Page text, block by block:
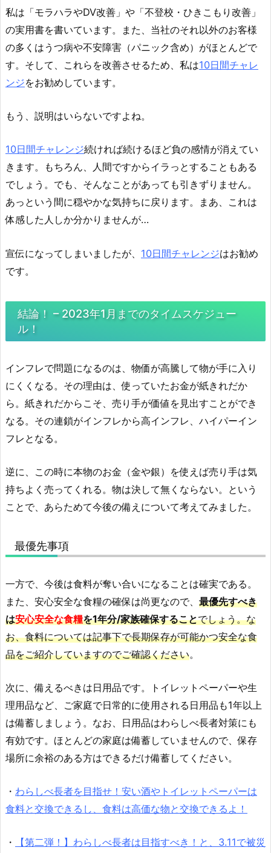
私は「モラハラやDV改善」や「不登校・ひきこもり改善」
の実用書を書いています。また、当社のそれ以外のお客様
の多くはうつ病や不安障害（パニック含め）がほとんどで
す。そして、これらを改善させるため、私は10日間チャレ
ンジをお勧めしています。
もう、説明はいらないですよね。
10日間チャレンジ続ければ続けるほど負の感情が消えてい
きます。もちろん、人間ですからイラっとすることもある
でしょう。でも、そんなことがあっても引きずりません。
あっという間に穏やかな気持ちに戻ります。まあ、これは
体感した人しか分かりませんが…
宣伝になってしまいましたが、 10日間チャレンジはお勧め
です。
結論！ – 2023年1月までのタイムスケジュー
ル！
インフレで問題になるのは、物価が高騰して物が手に入り
にくくなる。その理由は、使っていたお金が紙きれだか
ら。紙きれだからこそ、売り手が価値を見出すことができ
なる。その連鎖がインフレから高インフレ、ハイパーイン
フレとなる。
逆に、この時に本物のお金（金や銀）を使えば売り手は気
持ちよく売ってくれる。物は決して無くならない。という
ことで、あらためて今後の備えについて考えてみました。
最優先事項
一方で、今後は食料が奪い合いになることは確実である。
また、安心安全な食糧の確保は尚更なので、 最優先すべき
は安心安全な食糧を1年分/家族確保することでしょう。な
お、食料については記事下で長期保存が可能かつ安全な食
品をご紹介していますのでご確認ください。
次に、備えるべきは日用品です。トイレットペーパーや生
理用品など、ご家庭で日常的に使用される日用品も1年以上
は備蓄しましょう。なお、日用品はわらしべ長者対策にも
有効です。ほとんどの家庭は備蓄していませんので、保存
場所に余裕のある方はできるだけ備蓄してください。
・ わらしべ長者を目指せ！安い酒やトイレットペーパーは
食料と交換できるし、食料は高価な物と交換できるよ！
・
【第二弾！】わらしべ長者は目指すべき！と、3.11で被災